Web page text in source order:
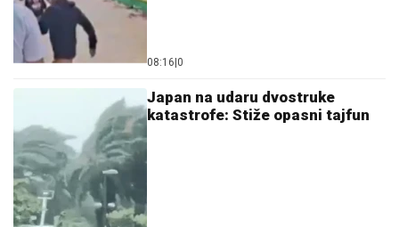
08:16 0
Japan na udaru dvostruke
katastrofe: Stiže opasni tajfun